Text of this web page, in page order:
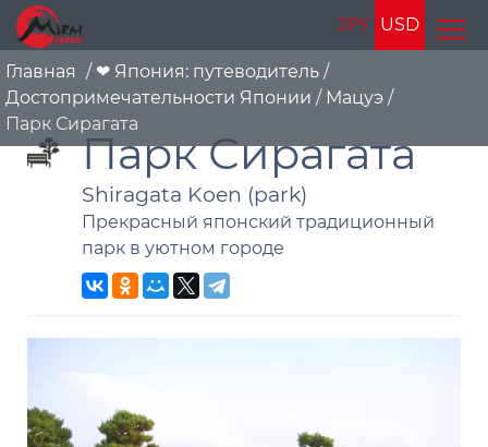
JPY USD
Главная / ❤ Япония: путеводитель /
Достопримечательности Японии / Мацуэ /
Парк Сирагата
Парк Сирагата
Shiragata Koen (park)
Прекрасный японский традиционный
парк в уютном городе